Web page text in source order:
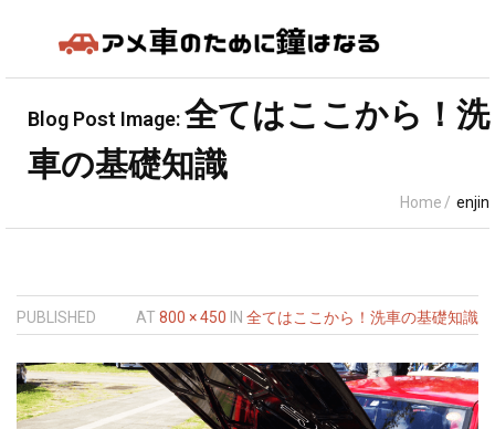
車種
アメ車の燃費性能は本当に悪いの？
Blog Post Image:全てはここから！洗
車の基礎知識
Home / enjin
PUBLISHED AT 800 × 450 IN 全てはここから！洗車の基礎知識